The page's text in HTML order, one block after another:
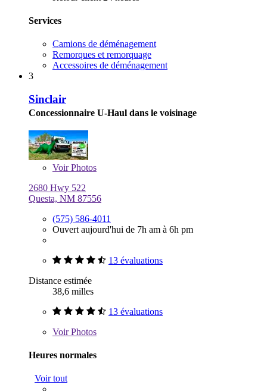
Services
Camions de déménagement
Remorques et remorquage
Accessoires de déménagement
3
Sinclair
Concessionnaire U-Haul dans le voisinage
VoirPhotos
2680 Hwy 522
Questa, NM 87556
(575) 586-4011
Ouvert aujourd'hui de 7h am à 6h pm
13 évaluations
Distance estimée
38,6 milles
13 évaluations
VoirPhotos
Heures normales
Voir tout